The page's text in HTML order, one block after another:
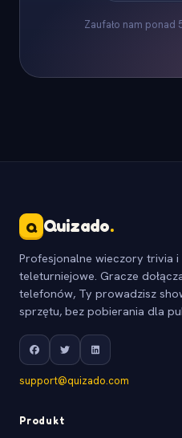
Zaufało nam ponad
Q Quizado.
Profesjonalne wieczory trivia i
teleturniejowe. Gracze
telefonów, Ty prowadzisz
sprzętu, bez pobierania dla
support@quizado.com
Produkt